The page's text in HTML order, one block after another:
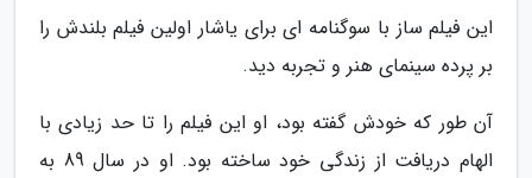
این فیلم ساز با سوگنامه ای برای یاشار اولین فیلم بلندش را
بر پرده سینمای هنر و تجربه دید.
آن طور که خودش گفته بود، او این فیلم را تا حد زیادی با
الهام دریافت از زندگی خود ساخته بود. او در سال 89 به